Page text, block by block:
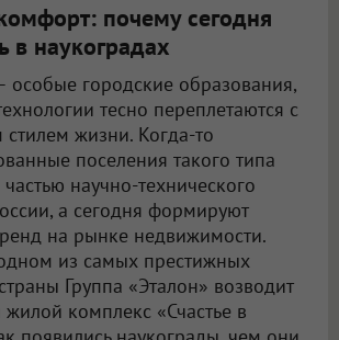
почему сегодня
в наукоградах
особые городские образования,
тесно переплетаются с
жизни. Когда-то
поселения такого типа
научно-технического
а сегодня формируют
на рынке недвижимости.
из самых престижных
Группа «Эталон» возводит
комплекс «Счастье в